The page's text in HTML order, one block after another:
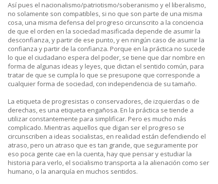
Así pues el nacionalismo/patriotismo/soberanismo y el liberalismo,
no solamente son compatibles, si no que son parte de una misma
cosa, una misma defensa del progreso circunscrito a la conciencia
de que el orden en la sociedad masificada depende de asumir la
desconfianza, y partir de ese punto, y en ningún caso de asumir la
confianza y partir de la confianza. Porque en la práctica no sucede
lo que el ciudadano espera del poder, se tiene que dar nombre en
forma de algunas ideas y leyes, que dictan el sentido común, para
tratar de que se cumpla lo que se presupone que corresponde a
cualquier forma de sociedad, con independencia de su tamaño.
La etiqueta de progresistas o conservadores, de izquierdas o de
derechas, es una etiqueta engañosa. En la práctica se tiende a
utilizar constantemente para simplificar. Pero es mucho más
complicado. Mientras aquellos que digan ser el progreso se
circunscriben a ideas socialistas, en realidad están defendiendo el
atraso, pero un atraso que es tan grande, que seguramente por
eso poca gente cae en la cuenta, hay que pensar y estudiar la
historia para verlo, el socialismo transporta a la alienación como ser
humano, o la anarquía en muchos sentidos.